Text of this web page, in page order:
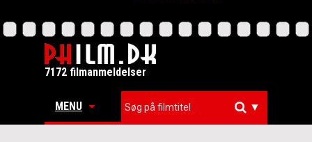
7172 filmanmeldelser
MENU ▼